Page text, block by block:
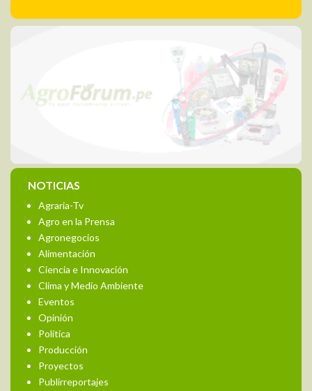
NOTICIAS
Agraria-Tv
Agro en la Prensa
Agronegocios
Alimentación
Ciencia e Innovación
Clima y Medio Ambiente
Eventos
Opinión
Política
Producción
Proyectos
Publirreportajes